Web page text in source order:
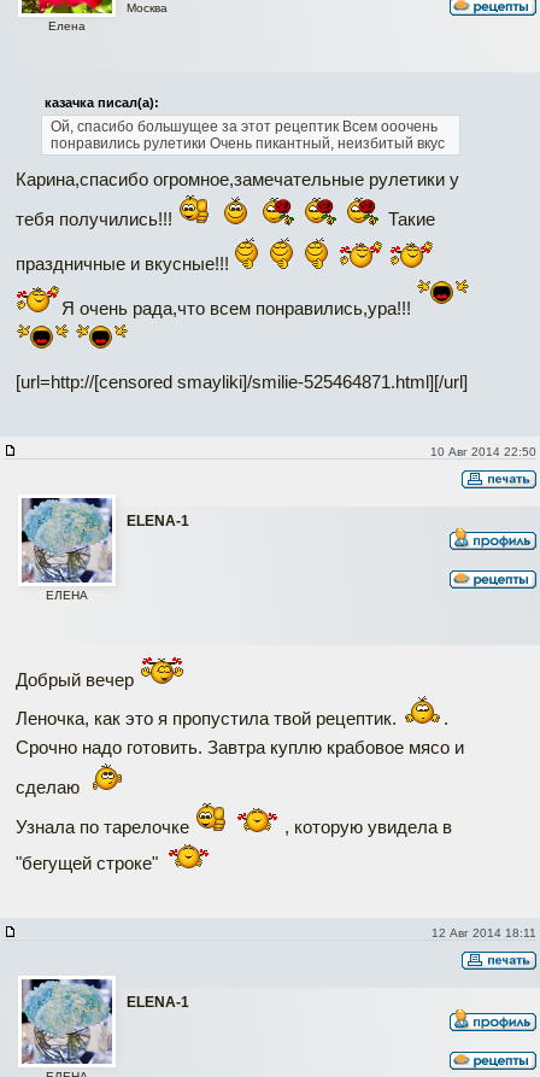
Елена
Москва
казачка писал(а):
Ой, спасибо большущее за этот рецептик Всем ооочень
понравились рулетики Очень пикантный, неизбитый вкус
Карина,спасибо огромное,замечательные рулетики у
тебя получились!!!
Такие
праздничные и вкусные!!!
Я очень рада,что всем понравились,ура!!!
[url=http://[censored smayliki]/smilie-525464871.html][/url]
10 Авг 2014 22:50
ELENA-1
ЕЛЕНА
Добрый вечер
Леночка, как это я пропустила твой рецептик.
.
Срочно надо готовить. Завтра куплю крабовое мясо и
сделаю
Узнала по тарелочке
, которую увидела в
"бегущей строке"
12 Авг 2014 18:11
ELENA-1